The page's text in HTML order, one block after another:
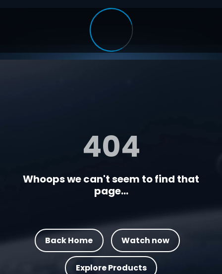
404
Whoops we can't seem to find that
page...
Back Home Watch now
Explore Products